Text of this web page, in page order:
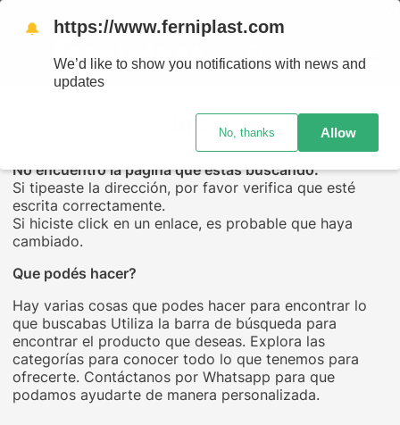
UPS...
No encuentro la página que estás buscando.
Si tipeaste la dirección, por favor verifica que esté
escrita correctamente.
Si hiciste click en un enlace, es probable que haya
cambiado.
Que podés hacer?
Hay varias cosas que podes hacer para encontrar lo
que buscabas Utiliza la barra de búsqueda para
encontrar el producto que deseas. Explora las
categorías para conocer todo lo que tenemos para
ofrecerte. Contáctanos por Whatsapp para que
podamos ayudarte de manera personalizada.
🔔 https://www.ferniplast.com
We’d like to show you notifications with news and
updates
No, thanks Allow